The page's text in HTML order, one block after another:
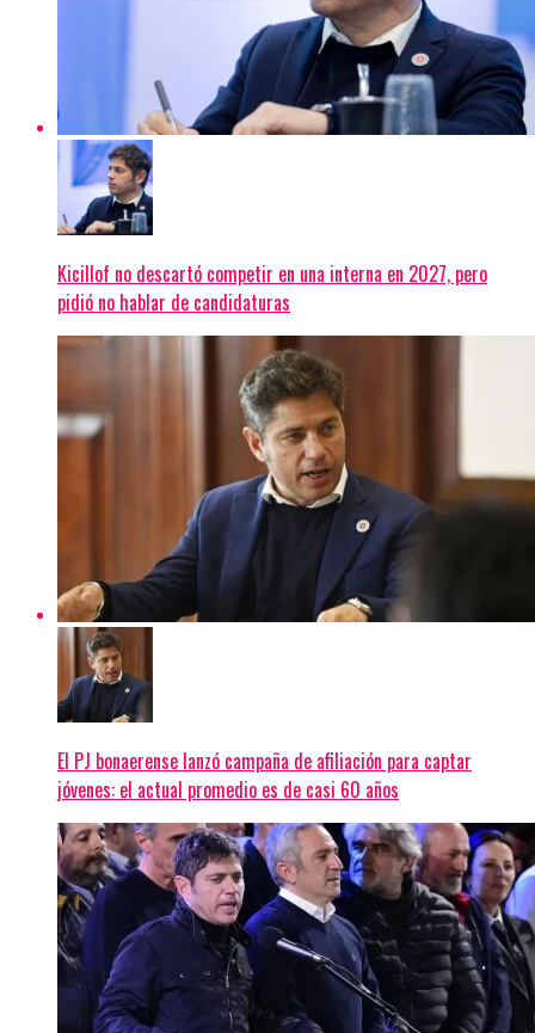
Kicillof no descartó competir en una interna en 2027, pero
pidió no hablar de candidaturas
El PJ bonaerense lanzó campaña de afiliación para captar
jóvenes: el actual promedio es de casi 60 años